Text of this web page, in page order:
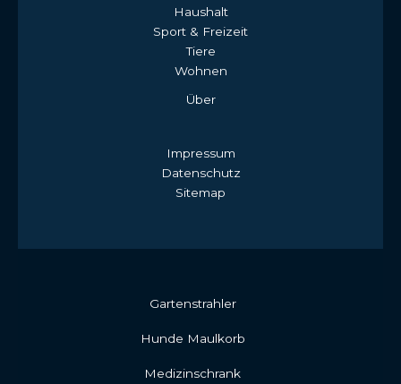
Haushalt
Sport & Freizeit
Tiere
Wohnen
Über
Impressum
Datenschutz
Sitemap
Gartenstrahler
Hunde Maulkorb
Medizinschrank